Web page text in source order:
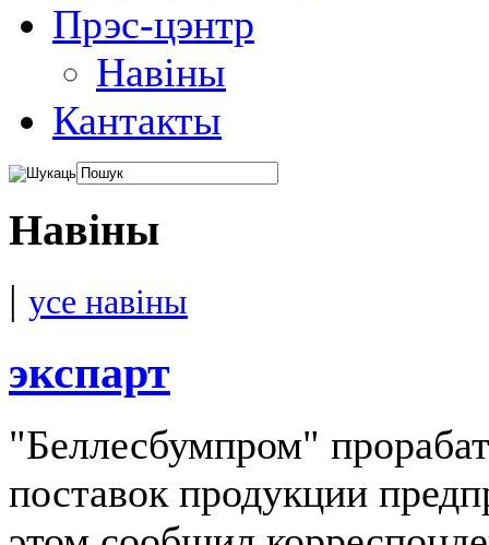
Прэс-цэнтр
Навіны
Кантакты
Навіны
| усе навіны
экспарт
"Беллесбумпром"
поставок продукции